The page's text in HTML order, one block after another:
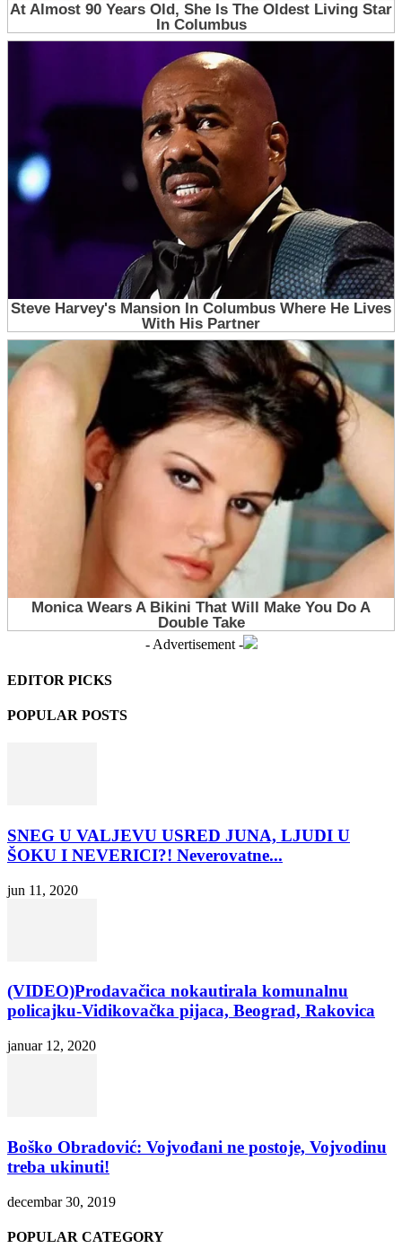
- Advertisement -
EDITOR PICKS
POPULAR POSTS
SNEG U VALJEVU USRED JUNA, LJUDI U
ŠOKU I NEVERICI?! Neverovatne...
jun 11, 2020
(VIDEO)Prodavačica nokautirala komunalnu
policajku-Vidikovačka pijaca, Beograd, Rakovica
januar 12, 2020
Boško Obradović: Vojvođani ne postoje, Vojvodinu
treba ukinuti!
decembar 30, 2019
POPULAR CATEGORY